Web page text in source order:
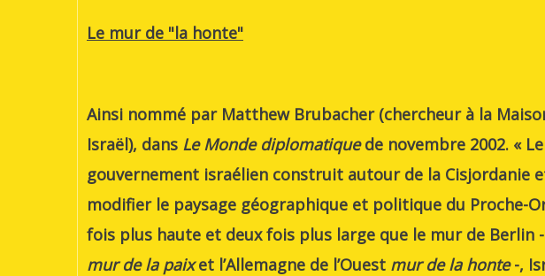
Le mur de "la honte"
Ainsi nommé par Matthew Brubacher (chercheur à la
Israël), dans Le Monde diplomatiquede novembre 2002. « Le
gouvernement israélien construit autour de la Cisjordanie
modifier le paysage géographique et politique du Proche-
fois plus haute et deux fois plus large que le mur de Berlin -
mur de la paixet l’Allemagne de l’Ouest mur de la honte-,